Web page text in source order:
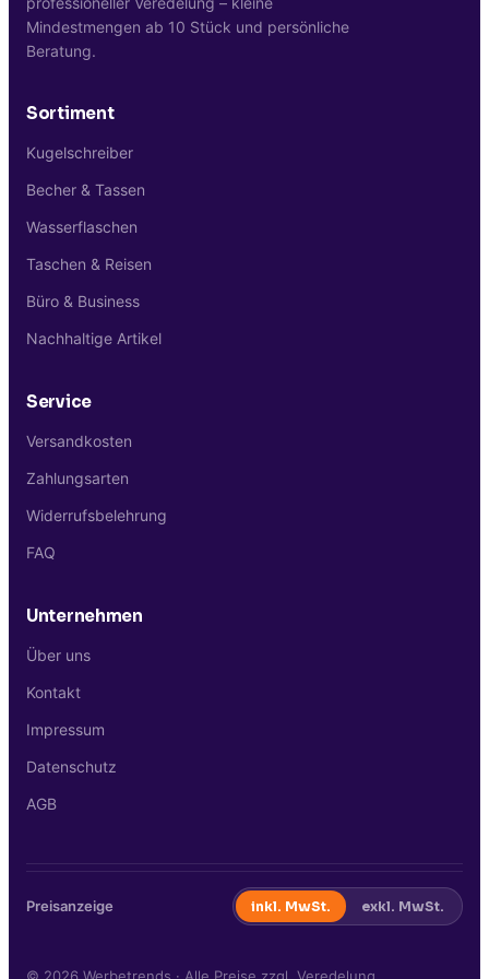
Mindestmengen ab 10 Stück und persönliche
Beratung.
Sortiment
Kugelschreiber
Becher & Tassen
Wasserflaschen
Taschen & Reisen
Büro & Business
Nachhaltige Artikel
Service
Versandkosten
Zahlungsarten
Widerrufsbelehrung
FAQ
Unternehmen
Über uns
Kontakt
Impressum
Datenschutz
AGB
Preisanzeige inkl. MwSt. exkl. MwSt.
© 2026 Werbetrends · Alle Preise zzgl. Veredelung